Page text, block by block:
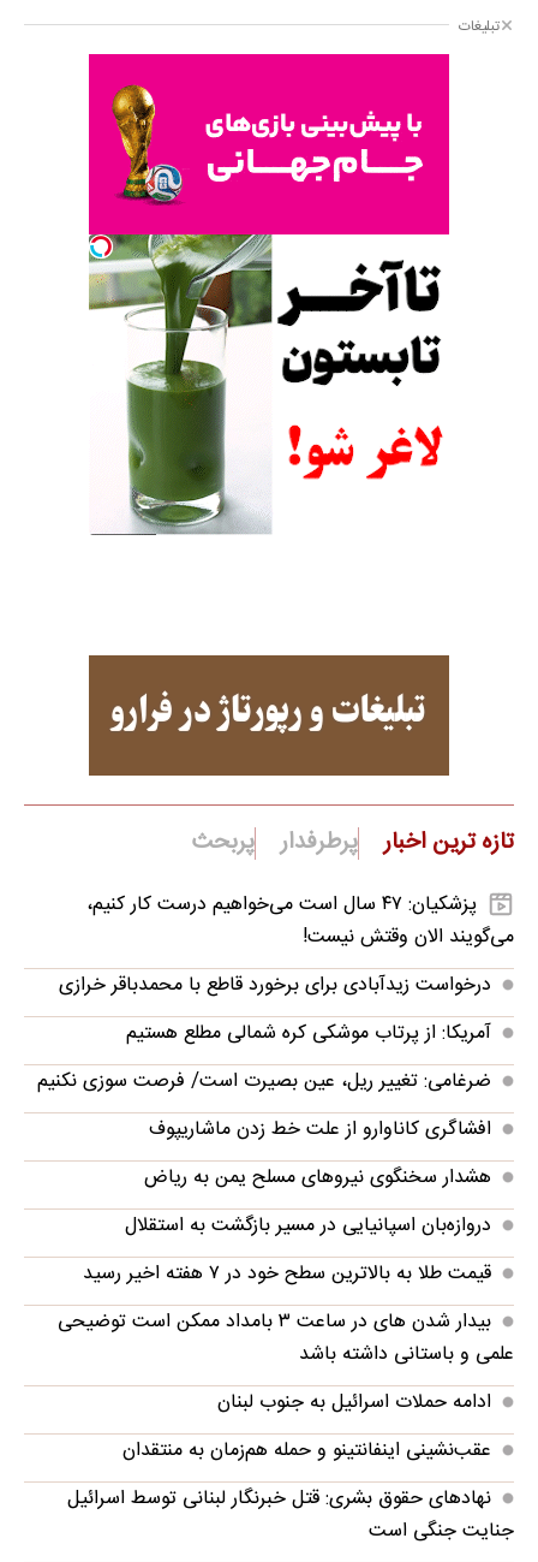
تبلیغات
تازه ترین اخبار پرطرفدار پربحث
پزشکیان: ۴۷ سال است می‌خواهیم درست کار کنیم،
می‌گویند الان وقتش نیست!
درخواست زیدآبادی برای برخورد قاطع با محمدباقر خرازی
آمریکا: از پرتاب موشکی کره شمالی مطلع هستیم
ضرغامی: تغییر ریل، عین بصیرت است/ فرصت سوزی نکنیم
افشاگری کاناوارو از علت خط زدن ماشاریپوف
هشدار سخنگوی نیروهای مسلح یمن به ریاض
دروازه‌بان اسپانیایی در مسیر بازگشت به استقلال
قیمت طلا به بالاترین سطح خود در ۷ هفته اخیر رسید
بیدار شدن‌ های در ساعت ۳ بامداد ممکن است توضیحی
علمی و باستانی داشته باشد
ادامه حملات اسرائیل به جنوب لبنان
عقب‌نشینی اینفانتینو و حمله هم‌زمان به منتقدان
نهادهای حقوق بشری: قتل خبرنگار لبنانی توسط اسرائیل
جنایت جنگی است